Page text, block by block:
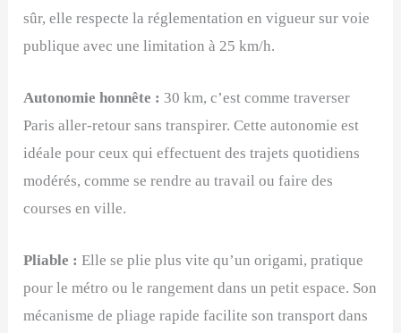
sûr, elle respecte la réglementation en vigueur sur voie
publique avec une limitation à 25 km/h.
Autonomie honnête : 30 km, c’est comme traverser
Paris aller-retour sans transpirer. Cette autonomie est
idéale pour ceux qui effectuent des trajets quotidiens
modérés, comme se rendre au travail ou faire des
courses en ville.
Pliable : Elle se plie plus vite qu’un origami, pratique
pour le métro ou le rangement dans un petit espace. Son
mécanisme de pliage rapide facilite son transport dans